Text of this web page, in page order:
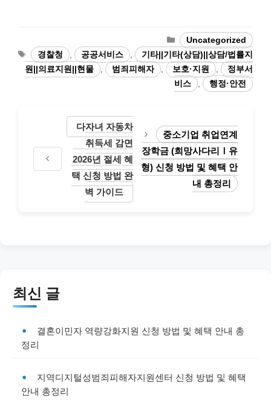
Categories
Uncategorized
Tags경찰청 공공서비스
기타||기타(상담)||상담/법률지
원||의료지원||현물
범죄피해자 보호·지원
정부서
비스
행정·안전
다자녀 자동차
취득세 감면
2026년 절세 혜
택 신청 방법 완
벽 가이드
중소기업 취업연계
장학금 (희망사다리Ⅰ유
형) 신청 방법 및 혜택 안
내 총정리
최신 글
결혼이민자 역량강화지원 신청 방법 및 혜택 안내 총
정리
지역디지털성범죄피해자지원센터 신청 방법 및 혜택
안내 총정리